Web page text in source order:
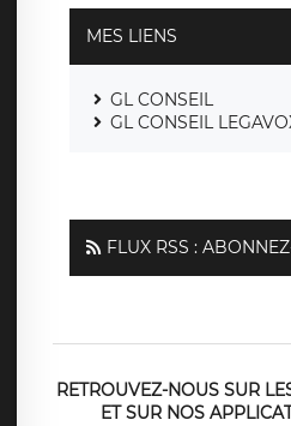
MES LIENS
GL CONSEIL
GL CONSEIL
FLUX RSS :
RETROUVEZ-NOUS SUR
ET SUR NOS